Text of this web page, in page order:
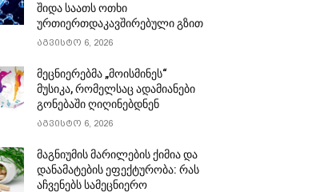
შიდა საათს ოთხი
ურთიერთდაკავშირებული გზით
აგვისტო 6, 2026
მეცნიერებმა „მოისმინეს“
მუსიკა, რომელსაც ადამიანები
გონებაში ღიღინებდნენ
აგვისტო 6, 2026
მაგნიუმის მარილების ქიმია და
დანამატების ეფექტურობა: რას
აჩვენებს სამეცნიერო